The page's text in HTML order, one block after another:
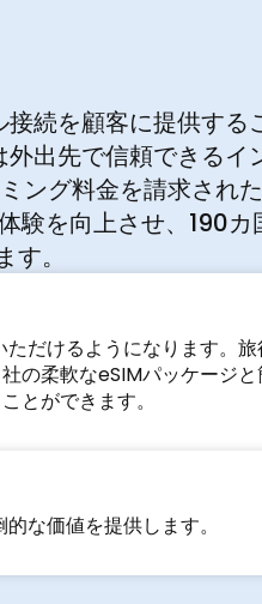
続を顧客に提供する
出先で信頼できるイ
ング料金を請求され
験を向上させ、190
。
だけるようになります。
の柔軟なeSIMパッケージ
とができます。
な価値を提供します。